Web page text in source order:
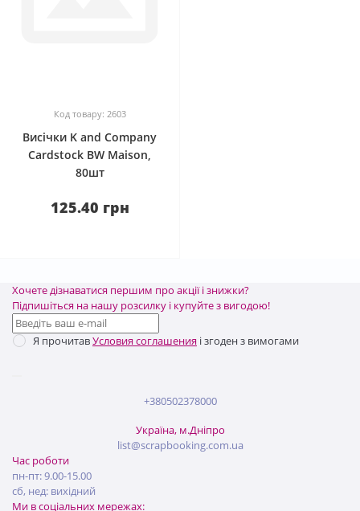
Код товару: 2603
Висічки K and Company
Cardstock BW Maison,
80шт
125.40 грн
Хочете дізнаватися першим про акції і знижки?
Підпишіться на нашу розсилку і купуйте з вигодою!
Я прочитавУсловия соглашения і згоден з вимогами
+380502378000
Україна, м.Дніпро
list@scrapbooking.com.ua
Час роботи
пн-пт: 9.00-15.00
сб, нед: вихідний
Ми в соціальних мережах: